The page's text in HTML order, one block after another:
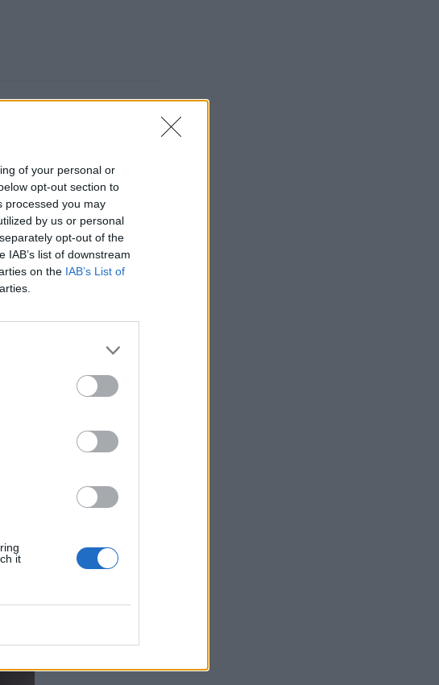
of your personal or
opt-out section to
processed you may
by us or personal
opt-out of the
list of downstream
on the IAB’s List of
it